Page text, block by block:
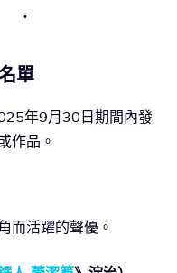
單
年9月30日期間內發
作品。
而活躍的聲優。